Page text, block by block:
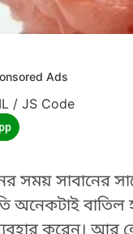
Ads
/ JS Code
সময় সাবানের
অনেকটাই